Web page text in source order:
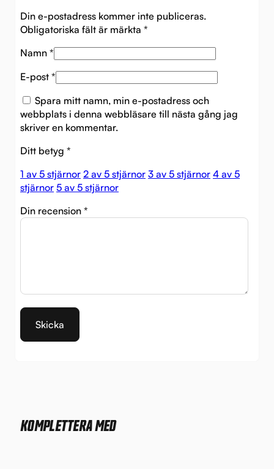
Din e-postadress kommer inte publiceras.
Obligatoriska fält är märkta *
Namn *
E-post *
Spara mitt namn, min e-postadress och
webbplats i denna webbläsare till nästa gång jag
skriver en kommentar.
Ditt betyg *
1 av 5 stjärnor 2 av 5 stjärnor 3 av 5 stjärnor 4 av 5
stjärnor 5 av 5 stjärnor
Din recension *
KOMPLETTERA MED